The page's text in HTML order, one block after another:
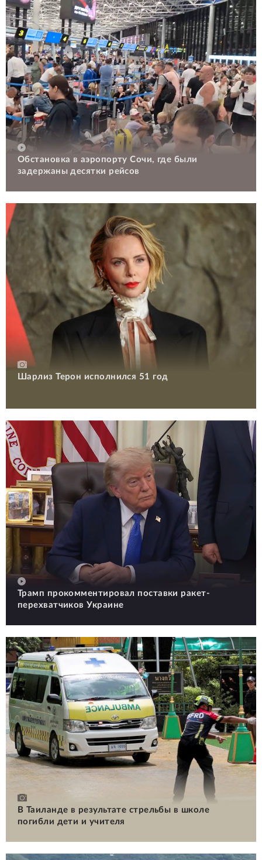
Обстановка в аэропорту Сочи, где были
задержаны десятки рейсов
Шарлиз Терон исполнился 51 год
Трамп прокомментировал поставки ракет-
перехватчиков Украине
В Таиланде в результате стрельбы в школе
погибли дети и учителя